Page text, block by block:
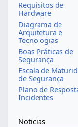
Requisitos de
Hardware
Diagrama de
Arquitetura e
Tecnologias
Boas Práticas de
Segurança
Escala de
de Segurança
Plano de
Incidentes
Noticias